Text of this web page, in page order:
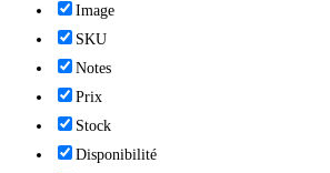
Image
SKU
Notes
Prix
Stock
Disponibilité